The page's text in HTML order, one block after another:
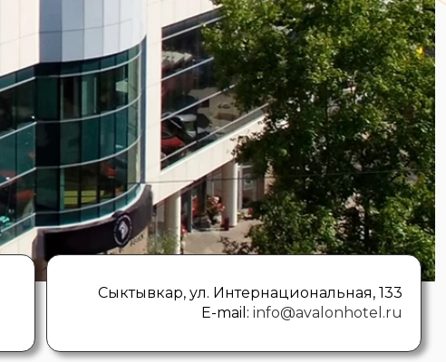
Сыктывкар, ул. Интернациональная, 133
E-mail: info@avalonhotel.ru